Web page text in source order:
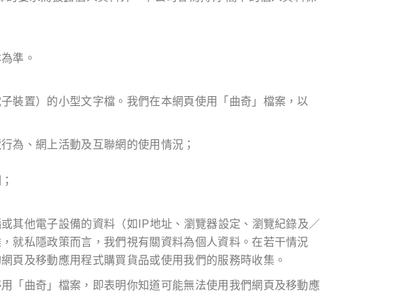
準。
裝置）的小型文字檔。我們在本網頁使用「曲奇」檔案，以
為、網上活動及互聯網的使用情況；
其他電子設備的資料（如IP地址、瀏覽器設定、瀏覽紀錄及／
就私隱政策而言，我們視有關資料為個人資料。在若干情況
頁及移動應用程式購買貨品或使用我們的服務時收集。
「曲奇」檔案，即表明你知道可能無法使用我們網頁及移動應